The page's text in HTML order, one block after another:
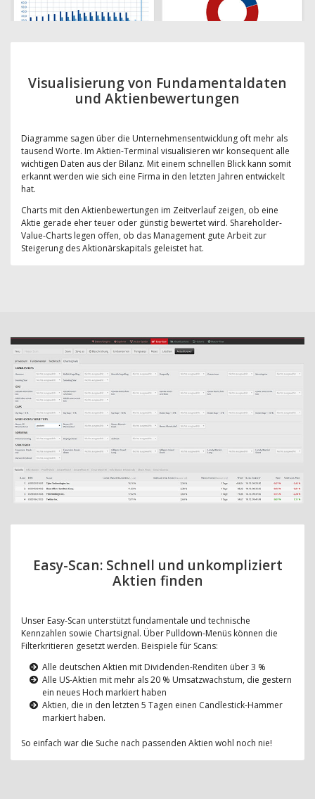
Visualisierung von Fundamentaldaten
und Aktienbewertungen
Diagramme sagen über die Unternehmensentwicklung oft mehr als
tausend Worte. Im Aktien-Terminal visualisieren wir konsequent alle
wichtigen Daten aus der Bilanz. Mit einem schnellen Blick kann somit
erkannt werden wie sich eine Firma in den letzten Jahren entwickelt
hat.
Charts mit den Aktienbewertungen im Zeitverlauf zeigen, ob eine
Aktie gerade eher teuer oder günstig bewertet wird. Shareholder-
Value-Charts legen offen, ob das Management gute Arbeit zur
Steigerung des Aktionärskapitals geleistet hat.
Easy-Scan: Schnell und unkompliziert
Aktien finden
Unser Easy-Scan unterstützt fundamentale und technische
Kennzahlen sowie Chartsignal. Über Pulldown-Menüs können die
Filterkritieren gesetzt werden. Beispiele für Scans:
Alle deutschen Aktien mit Dividenden-Renditen über 3 %
Alle US-Aktien mit mehr als 20 % Umsatzwachstum, die gestern
ein neues Hoch markiert haben
Aktien, die in den letzten 5 Tagen einen Candlestick-Hammer
markiert haben.
So einfach war die Suche nach passenden Aktien wohl noch nie!